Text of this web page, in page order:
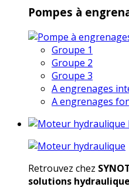
Pompes à
Groupe 1
Groupe 2
Groupe 3
A engrenages
A engrenages
Retrouvez chez
solutions